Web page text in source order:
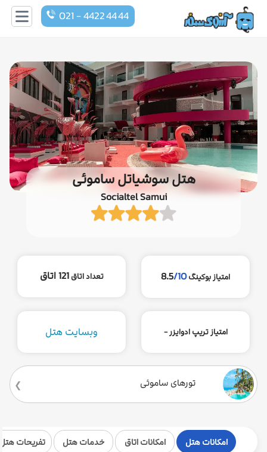
021 - 4422 44 44
هتل سوشیاتل ساموئی
Socialtel Samui
امتیاز بوکینگ 8.5/10 تعداد اتاق121 اتاق
امتیاز تریپ ادوایزر - وبسایت هتل
تورهای ساموئی
امکانات هتل امکانات اتاق خدمات هتل تفریحات